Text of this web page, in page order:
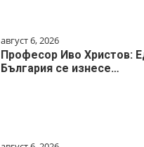
август 6, 2026
Професор Иво Христов:
България се изнесе…